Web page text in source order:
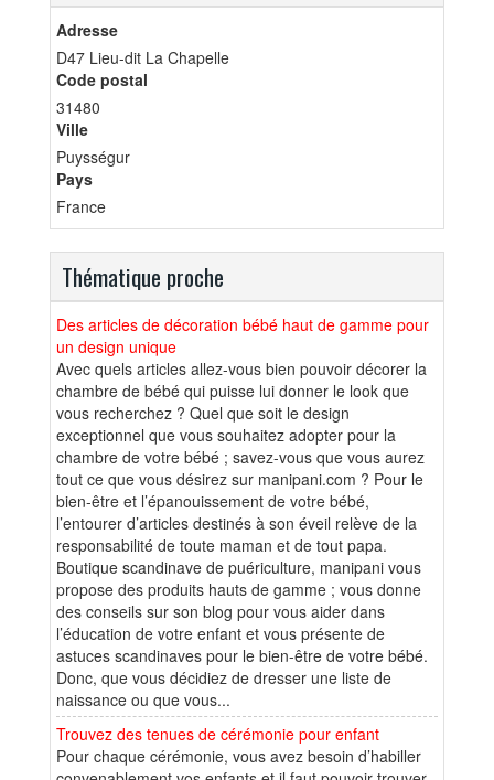
Adresse
D47 Lieu-dit La Chapelle
Code postal
31480
Ville
Puysségur
Pays
France
Thématique proche
Des articles de décoration bébé haut de gamme pour
un design unique
Avec quels articles allez-vous bien pouvoir décorer la
chambre de bébé qui puisse lui donner le look que
vous recherchez ? Quel que soit le design
exceptionnel que vous souhaitez adopter pour la
chambre de votre bébé ; savez-vous que vous aurez
tout ce que vous désirez sur manipani.com ? Pour le
bien-être et l’épanouissement de votre bébé,
l’entourer d’articles destinés à son éveil relève de la
responsabilité de toute maman et de tout papa.
Boutique scandinave de puériculture, manipani vous
propose des produits hauts de gamme ; vous donne
des conseils sur son blog pour vous aider dans
l’éducation de votre enfant et vous présente de
astuces scandinaves pour le bien-être de votre bébé.
Donc, que vous décidiez de dresser une liste de
naissance ou que vous...
Trouvez des tenues de cérémonie pour enfant
Pour chaque cérémonie, vous avez besoin d’habiller